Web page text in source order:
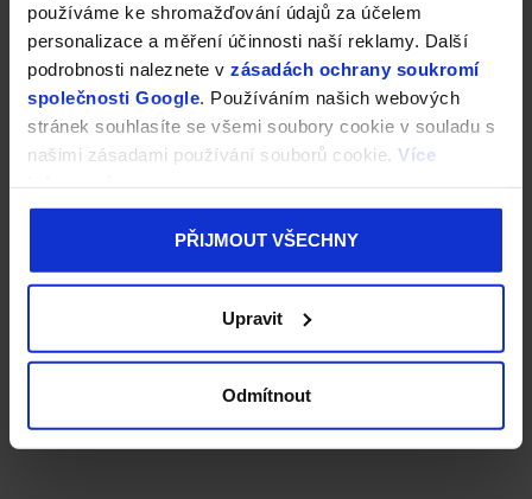
používáme ke shromažďování údajů za účelem
personalizace a měření účinnosti naší reklamy. Další
podrobnosti naleznete v zásadách ochrany soukromí
společnosti Google . Používáním našich webových
stránek souhlasíte se všemi soubory cookie v souladu s
našimi zásadami používání souborů cookie. Více
PŘIJMOUT VŠECHNY
Upravit
Odmítnout